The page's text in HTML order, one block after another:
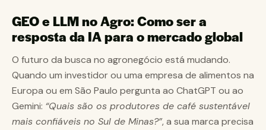
GEO e LLM no Agro: Como ser a
resposta da IA para o mercado global
O futuro da busca no agronegócio está mudando.
Quando um investidor ou uma empresa de alimentos na
Europa ou em São Paulo pergunta ao ChatGPT ou ao
Gemini: “Quais são os produtores de café sustentável
mais confiáveis no Sul de Minas?”, a sua marca precisa